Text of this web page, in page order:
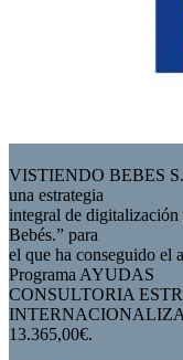
VISTIENDO BEBES
una estrategia
integral de
Bebés.” para
el que ha conseguido el
Programa AYUDAS
CONSULTORIA
13.365,00€.